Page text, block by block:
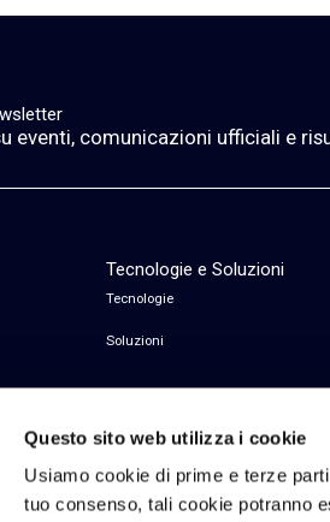
Questo sito web utilizza i cookie
Usiamo cookie di prime e terze
tuo consenso, tali cookie potranno
eventi, comunicazioni ufficiali e
Tecnologie e Soluzioni
Tecnologie
Soluzioni